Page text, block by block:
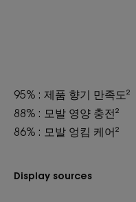
95% : 제품 향기 만족도²
88% : 모발 영양 충전²
86% : 모발 엉킴 케어²
Display sources